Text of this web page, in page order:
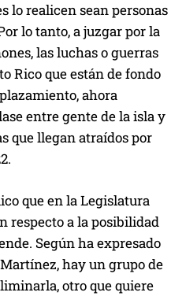
lo realicen sean personas
lo tanto, a juzgar por la
las luchas o guerras
Rico que están de fondo
ahora
entre gente de la isla y
que llegan atraídos por
que en la Legislatura
respecto a la posibilidad
Según ha expresado
hay un grupo de
otro que quiere